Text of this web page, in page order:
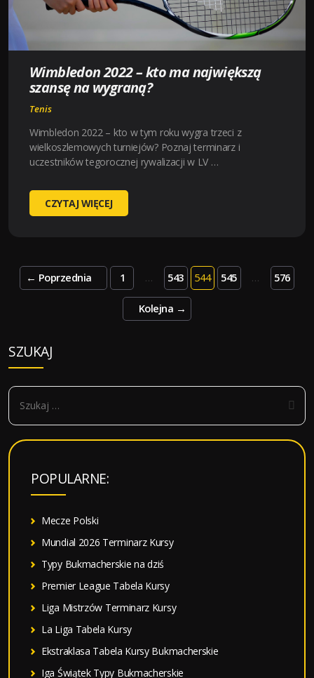
Wimbledon 2022 – kto ma największą
szansę na wygraną?
Tenis
Wimbledon 2022 – kto w tym roku wygra trzeci z
wielkoszlemowych turniejów? Poznaj terminarz i
uczestników tegorocznej rywalizacji w LV …
WIMBLEDON
2022
MA
NAJWIĘKSZĄ
CZYTAJ WIĘCEJ
Posts
← Poprzednia 1 … 543 544 545 … 576
Kolejna →
SZUKAJ
S
k
POPULARNE:
Mecze Polski
Mundial 2026 Terminarz Kursy
Typy Bukmacherskie na dziś
Premier League Tabela Kursy
Liga Mistrzów Terminarz Kursy
La Liga Tabela Kursy
Ekstraklasa Tabela Kursy Bukmacherskie
Iga Świątek Typy Bukmacherskie